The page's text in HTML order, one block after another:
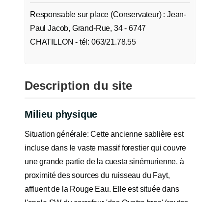
Responsable sur place (Conservateur) : Jean-
Paul Jacob, Grand-Rue, 34 - 6747
CHATILLON - tél: 063/21.78.55
Description du site
Milieu physique
Situation générale: Cette ancienne sablière est
incluse dans le vaste massif forestier qui couvre
une grande partie de la cuesta sinémurienne, à
proximité des sources du ruisseau du Fayt,
affluent de la Rouge Eau. Elle est située dans